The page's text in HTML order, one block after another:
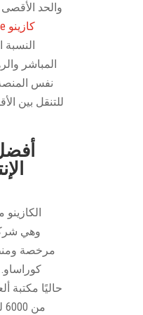
والحد
MyEmpire كازينو
النسبة
المباشر
نفس
للتنقل بين
مرخصة
حاليًا مكتبة